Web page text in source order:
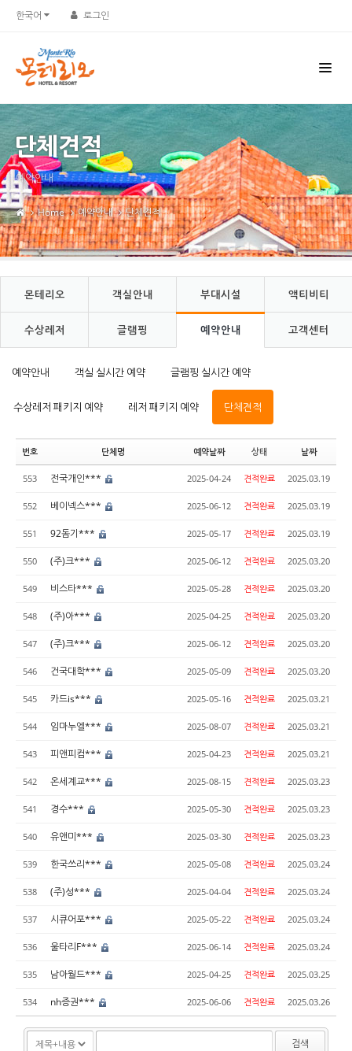
한국어 로그인
단체견적
예약안내
Home 예약안내 단체견적
몬테리오 객실안내 부대시설 액티비티
수상레저 글램핑 예약안내 고객센터
예약안내 객실 실시간 예약 글램핑 실시간 예약
수상레저 패키지 예약 레저 패키지 예약 단체견적
번호 단체명 예약날짜 상태 날짜
553 전국개인*** 2025-04-24 견적완료 2025.03.19
552 베이넥스*** 2025-06-12 견적완료 2025.03.19
551 92돔기*** 2025-05-17 견적완료 2025.03.19
550 (주)크*** 2025-06-12 견적완료 2025.03.20
549 비스타*** 2025-05-28 견적완료 2025.03.20
548 (주)아*** 2025-04-25 견적완료 2025.03.20
547 (주)크*** 2025-06-12 견적완료 2025.03.20
546 건국대학*** 2025-05-09 견적완료 2025.03.20
545 카드is*** 2025-05-16 견적완료 2025.03.21
544 임마누엘*** 2025-08-07 견적완료 2025.03.21
543 피앤피컴*** 2025-04-23 견적완료 2025.03.21
542 온세계교*** 2025-08-15 견적완료 2025.03.23
541 경수*** 2025-05-30 견적완료 2025.03.23
540 유앤미*** 2025-03-30 견적완료 2025.03.23
539 한국쓰리*** 2025-05-08 견적완료 2025.03.24
538 (주)성*** 2025-04-04 견적완료 2025.03.24
537 시큐어포*** 2025-05-22 견적완료 2025.03.24
536 울타리F*** 2025-06-14 견적완료 2025.03.24
535 남아월드*** 2025-04-25 견적완료 2025.03.25
534 nh증권*** 2025-06-06 견적완료 2025.03.26
검색
Sketchbook5, 스케치북5